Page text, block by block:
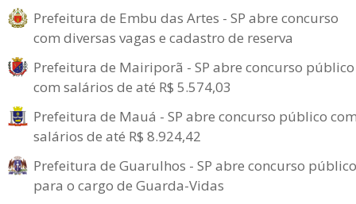
Prefeitura de Embu das Artes - SP abre concurso
com diversas vagas e cadastro de reserva
Prefeitura de Mairiporã - SP abre concurso público
com salários de até R$ 5.574,03
Prefeitura de Mauá - SP abre concurso público
salários de até R$ 8.924,42
Prefeitura de Guarulhos - SP abre concurso público
para o cargo de Guarda-Vidas